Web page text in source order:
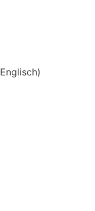
Englisch)